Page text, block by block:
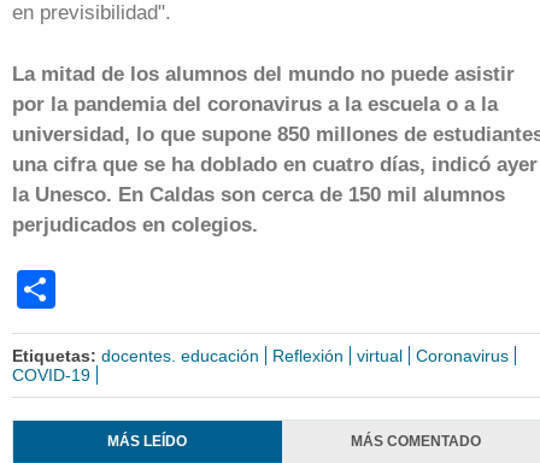
en previsibilidad".
La mitad de los alumnos del mundo no puede asistir
por la pandemia del coronavirus a la escuela o a la
universidad, lo que supone 850 millones de
una cifra que se ha doblado en cuatro días, indicó ayer
la Unesco. En Caldas son cerca de 150 mil alumnos
perjudicados en colegios.
Etiquetas: docentes. educación Reflexión virtual
Coronavirus
COVID-19
MÁS LEÍDO MÁS COMENTADO